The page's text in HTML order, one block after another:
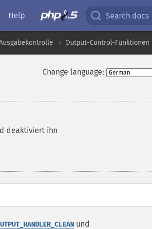
Help Search docs
Output-Control-Funktionen
Change language:
deaktiviert ihn
und